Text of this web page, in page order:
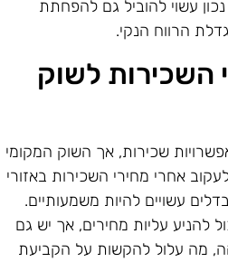
עשוי להוביל גם להפחתת
הרווח הנקי.
השכירות לשוק
שכירות, אך השוק המקומי
אחרי מחירי השכירות באזורי
עשויים להיות משמעותיים.
להניע עליות מחירים, אך יש גם
מה עלול להקשות על הקביעת